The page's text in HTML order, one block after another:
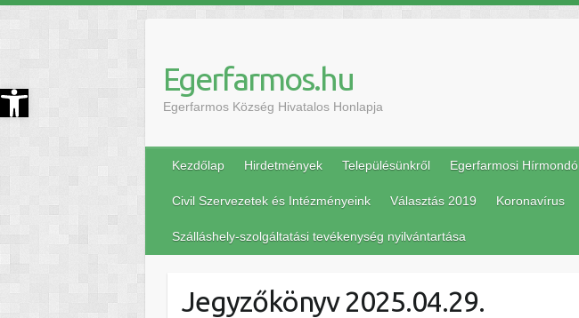
Eszköztár megnyitása Egerfarmos.hu
Egerfarmos Község Hivatalos Honlapja
Kezdőlap Hirdetmények Településünkről Egerfarmosi Hírmondó
Civil Szervezetek és Intézményeink Választás 2019 Koronavírus
Szálláshely-szolgáltatási tevékenység nyilvántartása
Jegyzőkönyv 2025.04.29.